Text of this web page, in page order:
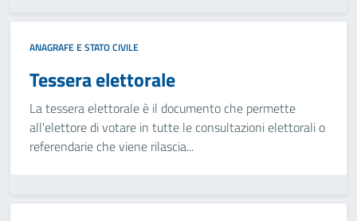
ANAGRAFE E STATO CIVILE
Tessera elettorale
La tessera elettorale è il documento che permette
all'elettore di votare in tutte le consultazioni elettorali o
referendarie che viene rilascia...